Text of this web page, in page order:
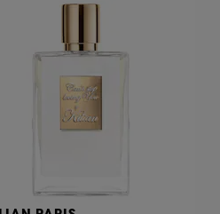
accord. Vous pouvez
de "tout accepter". Sephora
les données personnelles
sans accepter". Voous
utilisés,